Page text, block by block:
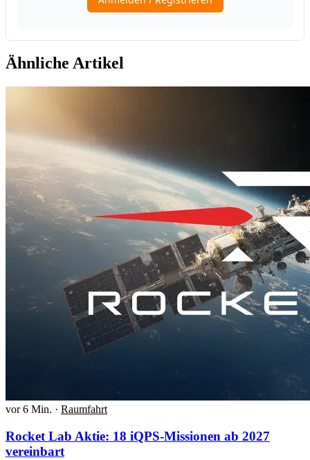
Ähnliche Artikel
vor 6 Min. · Raumfahrt
Rocket Lab Aktie: 18 iQPS-Missionen ab 2027
vereinbart